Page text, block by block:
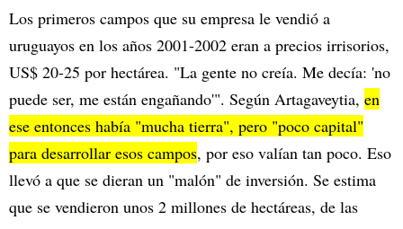
Los primeros campos que su empresa le vendió a
uruguayos en los años 2001-2002 eran a precios irrisorios,
US$ 20-25 por hectárea. "La gente no creía. Me decía: 'no
puede ser, me están engañando'". Según Artagaveytia, en
ese entonces había "mucha tierra", pero "poco capital"
para desarrollar esos campos, por eso valían tan poco. Eso
llevó a que se dieran un "malón" de inversión. Se estima
que se vendieron unos 2 millones de hectáreas, de las